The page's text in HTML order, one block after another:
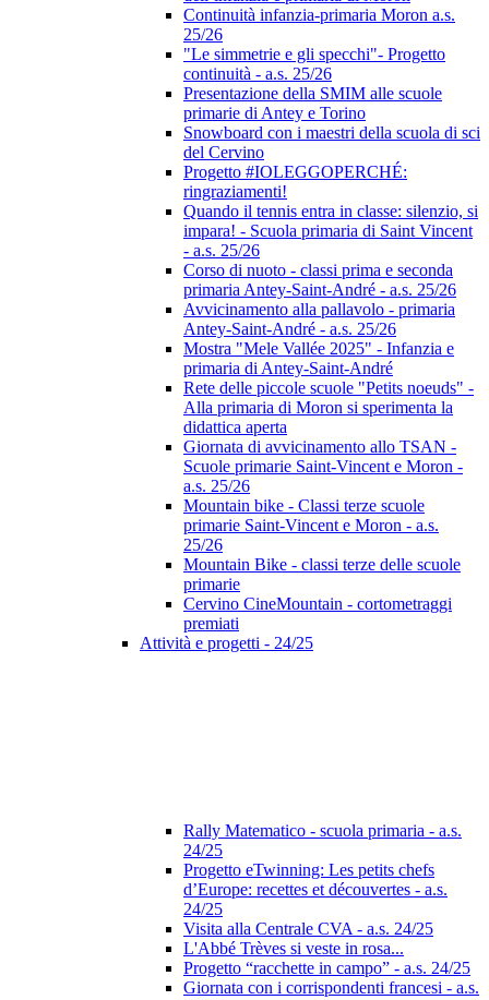
Continuità infanzia-primaria Moron a.s.
25/26
"Le simmetrie e gli specchi"- Progetto
continuità - a.s. 25/26
Presentazione della SMIM alle scuole
primarie di Antey e Torino
Snowboard con i maestri della scuola di sci
del Cervino
Progetto #IOLEGGOPERCHÉ:
ringraziamenti!
Quando il tennis entra in classe: silenzio, si
impara! - Scuola primaria di Saint Vincent
- a.s. 25/26
Corso di nuoto - classi prima e seconda
primaria Antey-Saint-André - a.s. 25/26
Avvicinamento alla pallavolo - primaria
Antey-Saint-André - a.s. 25/26
Mostra "Mele Vallée 2025" - Infanzia e
primaria di Antey-Saint-André
Rete delle piccole scuole "Petits noeuds" -
Alla primaria di Moron si sperimenta la
didattica aperta
Giornata di avvicinamento allo TSAN -
Scuole primarie Saint-Vincent e Moron -
a.s. 25/26
Mountain bike - Classi terze scuole
primarie Saint-Vincent e Moron - a.s.
25/26
Mountain Bike - classi terze delle scuole
primarie
Cervino CineMountain - cortometraggi
premiati
Attività e progetti - 24/25
Rally Matematico - scuola primaria - a.s.
24/25
Progetto eTwinning: Les petits chefs
d’Europe: recettes et découvertes - a.s.
24/25
Visita alla Centrale CVA - a.s. 24/25
L'Abbé Trèves si veste in rosa...
Progetto “racchette in campo” - a.s. 24/25
Giornata con i corrispondenti francesi - a.s.